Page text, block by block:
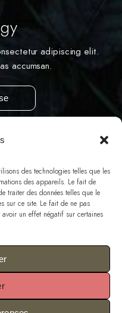
des technologies telles que les
des appareils. Le fait de
traiter des données telles que le
sur ce site. Le fait de ne pas
un effet négatif sur certaines
adipiscing elit.
accumsan.